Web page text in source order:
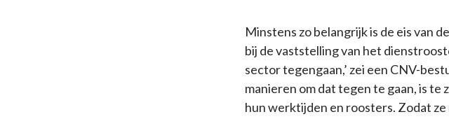
Minstens zo belangrijk is de eis van
bij de vaststelling van het
sector tegengaan,’ zei een CNV-
manieren om dat tegen te gaan, is
hun werktijden en roosters. Zodat